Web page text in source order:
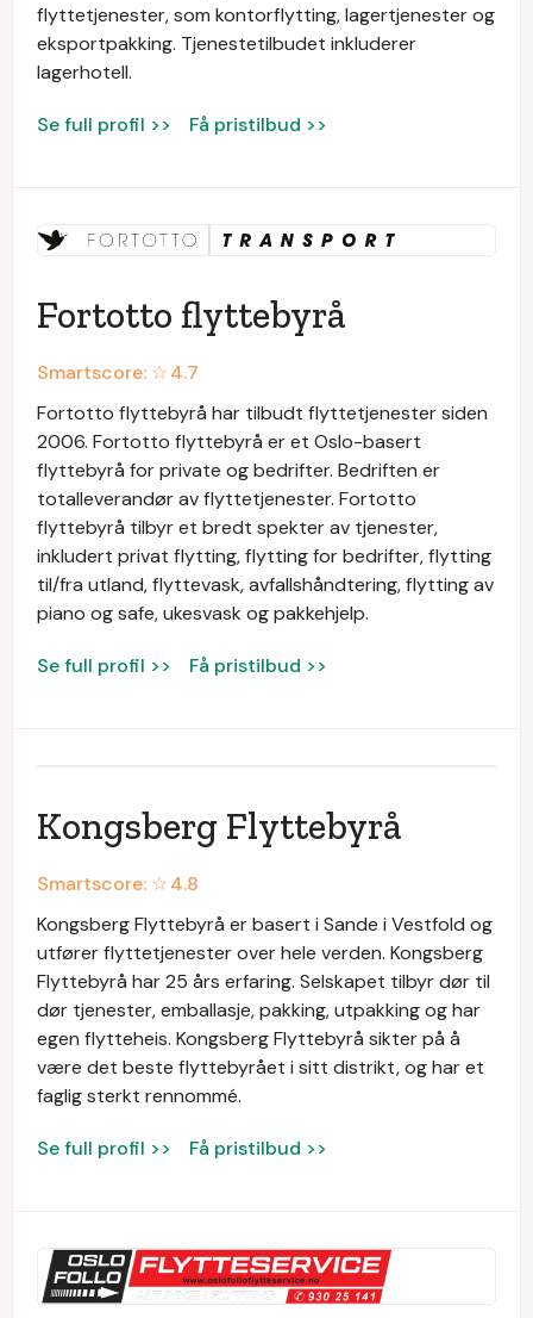
flyttetjenester, som kontorflytting, lagertjenester og
eksportpakking. Tjenestetilbudet inkluderer
lagerhotell.
Se full profil >> Få pristilbud >>
Fortotto flyttebyrå
Smartscore: ☆4.7
Fortotto flyttebyrå har tilbudt flyttetjenester siden
2006. Fortotto flyttebyrå er et Oslo-basert
flyttebyrå for private og bedrifter. Bedriften er
totalleverandør av flyttetjenester. Fortotto
flyttebyrå tilbyr et bredt spekter av tjenester,
inkludert privat flytting, flytting for bedrifter, flytting
til/fra utland, flyttevask, avfallshåndtering, flytting av
piano og safe, ukesvask og pakkehjelp.
Se full profil >> Få pristilbud >>
Kongsberg Flyttebyrå
Smartscore: ☆4.8
Kongsberg Flyttebyrå er basert i Sande i Vestfold og
utfører flyttetjenester over hele verden. Kongsberg
Flyttebyrå har 25 års erfaring. Selskapet tilbyr dør til
dør tjenester, emballasje, pakking, utpakking og har
egen flytteheis. Kongsberg Flyttebyrå sikter på å
være det beste flyttebyrået i sitt distrikt, og har et
faglig sterkt rennommé.
Se full profil >> Få pristilbud >>